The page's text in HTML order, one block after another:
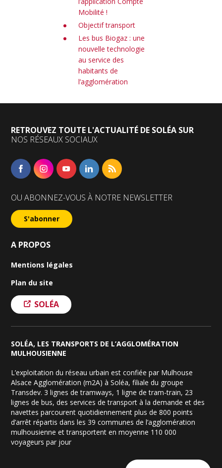
Mobilité !
Objectif transport
Les bus Biogaz : une
nouvelle technologie
au service des
habitants de
l’agglomération
RETROUVEZ TOUTE L'ACTUALITÉ DE SOLÉA SUR
NOS RÉSEAUX SOCIAUX
FacebookInstagramYouTubeLinkedinRSS
OU ABONNEZ-VOUS À NOTRE NEWSLETTER
S'abonner
A PROPOS
Mentions légales
Plan du site
SOLÉA
SOLÉA, LES TRANSPORTS DE L’AGGLOMÉRATION
MULHOUSIENNE
L’exploitation du réseau urbain est confiée par Mulhouse
Alsace Agglomération (m2A) à Soléa, filiale du groupe
Transdev. 3 lignes de tramways, 1 ligne de tram-train, 23
lignes de bus, des services de transport à la demande et des
navettes parcourent quotidiennement plus de 800 points
d’arrêt répartis dans les 39 communes de l’agglomération
mulhousienne et transportent en moyenne 110 000
voyageurs par jour